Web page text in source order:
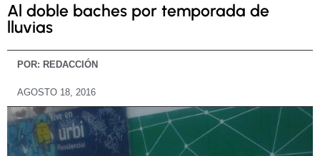
Al doble baches por temporada de
lluvias
POR: REDACCIÓN
AGOSTO 18, 2016